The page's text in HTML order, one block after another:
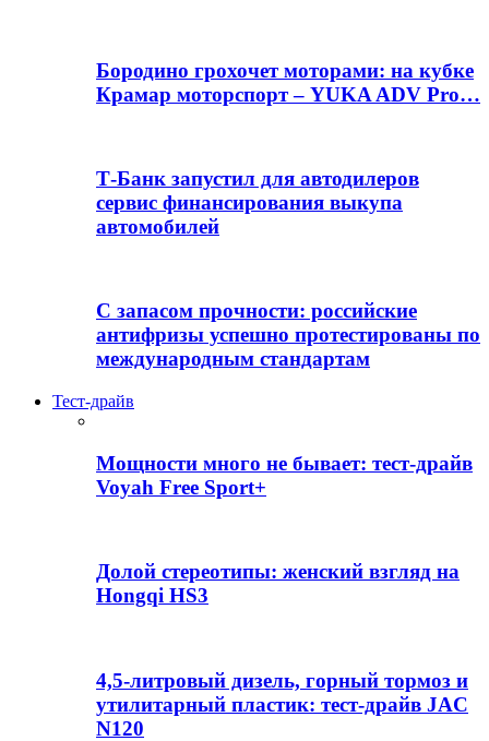
Бородино грохочет моторами: на кубке
Крамар моторспорт – YUKA ADV Pro…
Т-Банк запустил для автодилеров
сервис финансирования выкупа
автомобилей
С запасом прочности: российские
антифризы успешно протестированы по
международным стандартам
Тест-драйв
Мощности много не бывает: тест-драйв
Voyah Free Sport+
Долой стереотипы: женский взгляд на
Hongqi HS3
4,5-литровый дизель, горный тормоз и
утилитарный пластик: тест-драйв JAC
N120